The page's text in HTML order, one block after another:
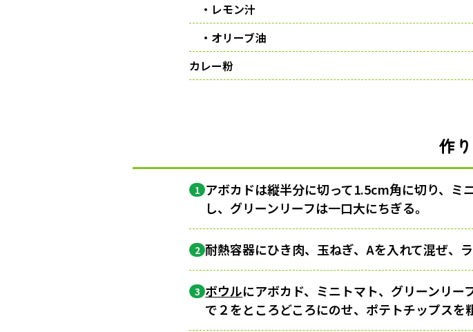
・レモン汁
・オリーブ油
カレー粉
作
1 アボカドは縦半分に切って1.5cm角に切り、ミ
し、グリーンリーフは一口大にちぎる。
2 耐熱容器にひき肉、玉ねぎ、Aを入れて混ぜ、
3 ボウルにアボカド、ミニトマト、グリーンリ
で２をところどころにのせ、ポテトチップスを